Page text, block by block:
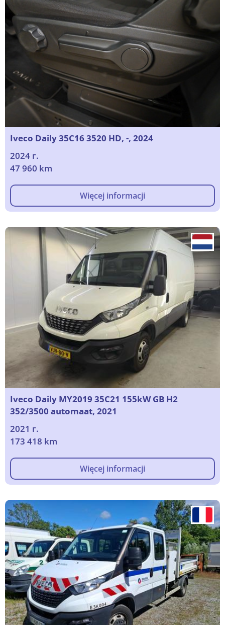
Iveco Daily 35C16 3520 HD, -, 2024
2024 г.
47 960 km
Więcej informacji
Iveco Daily MY2019 35C21 155kW GB H2
352/3500 automaat, 2021
2021 г.
173 418 km
Więcej informacji